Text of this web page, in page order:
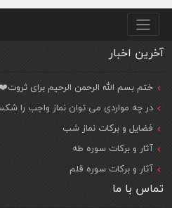
منو پایین
آخرین اخبار
ختم بسم الله الرحمن الرحیم برای
در چه مواردی می توان نماز واجب را
فضایل و برکات نماز شب
آثار و برکات سوره طه
آثار و برکات سوره قلم
تماس با ما